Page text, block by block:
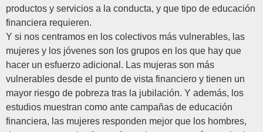
productos y servicios a la conducta, y que tipo de educación
financiera requieren.
Y si nos centramos en los colectivos más vulnerables, las
mujeres y los jóvenes son los grupos en los que hay que
hacer un esfuerzo adicional. Las mujeras son más
vulnerables desde el punto de vista financiero y tienen un
mayor riesgo de pobreza tras la jubilación. Y además, los
estudios muestran como ante campañas de educación
financiera, las mujeres responden mejor que los hombres,